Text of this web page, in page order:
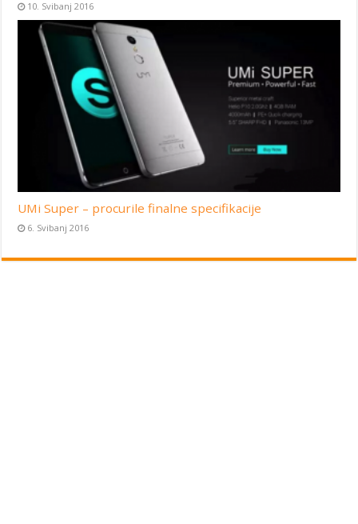
10. Svibanj 2016
UMi Super – procurile finalne specifikacije
6. Svibanj 2016